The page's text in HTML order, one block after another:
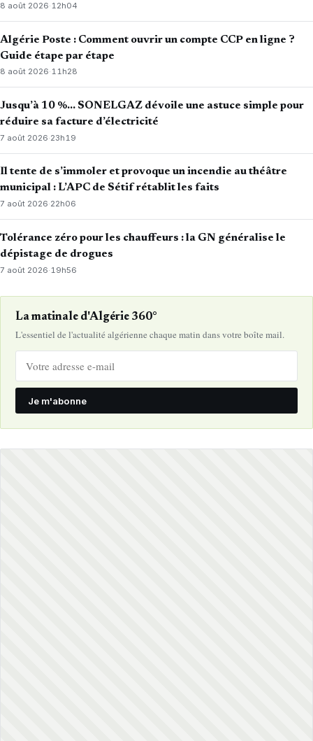
8 août 2026·12h04
Algérie Poste : Comment ouvrir un compte CCP en ligne ?
Guide étape par étape
8 août 2026·11h28
Jusqu’à 10 %… SONELGAZ dévoile une astuce simple pour
réduire sa facture d’électricité
7 août 2026·23h19
Il tente de s’immoler et provoque un incendie au théâtre
municipal : L’APC de Sétif rétablit les faits
7 août 2026·22h06
Tolérance zéro pour les chauffeurs : la GN généralise le
dépistage de drogues
7 août 2026· 19h56
La matinale d'Algérie 360°
L'essentiel de l'actualité algérienne chaque matin dans votre boîte mail.
Je m'abonne